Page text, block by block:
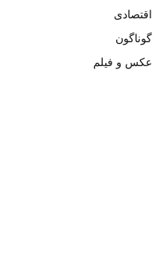
اقتصادی
گوناگون
عکس و فیلم